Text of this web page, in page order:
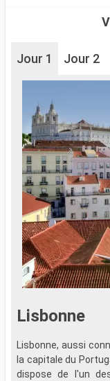
Jour 1 Jour 2
Lisbonne
Lisbonne, aussi
la capitale du
dispose de l'un